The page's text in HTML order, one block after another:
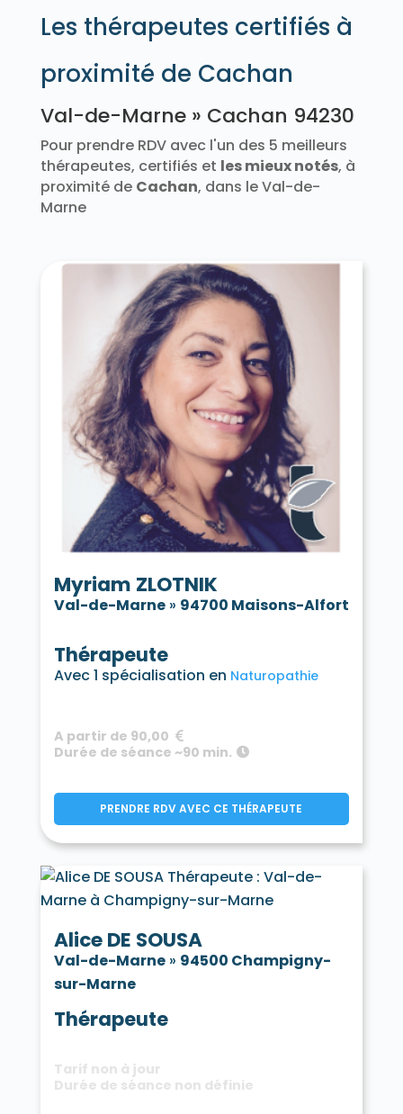
Les thérapeutes certifiés à
proximité de Cachan
Val-de-Marne » Cachan 94230
Pour prendre RDV avec l'un des 5 meilleurs
thérapeutes, certifiés et les mieux notés, à
proximité de Cachan, dans le Val-de-
Marne
Myriam ZLOTNIK
Val-de-Marne» 94700 Maisons-Alfort
Thérapeute
Avec 1 spécialisation en Naturopathie
A partir de 90,00
Durée de séance ~90 min.
PRENDRE RDV AVEC CE THÉRAPEUTE
Alice DE SOUSA
Val-de-Marne» 94500 Champigny-
sur-Marne
Thérapeute
Tarif non à jour
Durée de séance non définie